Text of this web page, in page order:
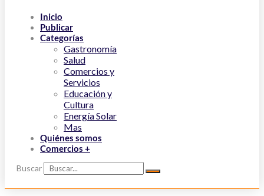
Inicio
Publicar
Categorías
Gastronomía
Salud
Comercios y
Servicios
Educación y
Cultura
Energía Solar
Mas
Quiénes somos
Comercios +
Buscar